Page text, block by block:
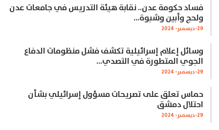
فساد حكومة عدن.. نقابة هيئة التدريس في جامعات عدن
ولحج وأبين وشبوة…
29-ديسمبر- 2024
وسائل إعلام إسرائيلية تكشف فشل منظومات الدفاع
الجوي المتطورة في التصدي…
29-ديسمبر- 2024
حماس تعلق على تصريحات مسؤول إسرائيلي بشأن
احتلال دمشق
29-ديسمبر- 2024